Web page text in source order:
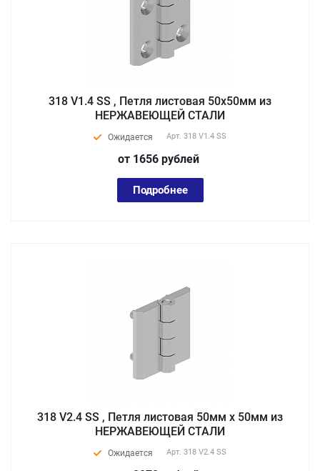
318 V1.4 SS , Петля листовая 50х50мм из
НЕРЖАВЕЮЩЕЙ СТАЛИ
Ожидается Арт. 318 V1.4 SS
от 1656 рублей
Подробнее
318 V2.4 SS , Петля листовая 50мм х 50мм из
НЕРЖАВЕЮЩЕЙ СТАЛИ
Ожидается Арт. 318 V2.4 SS